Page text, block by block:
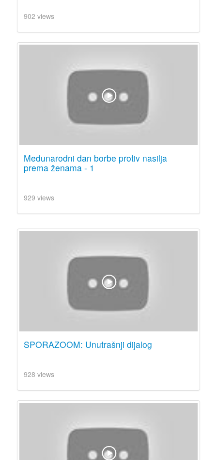
902 views
Međunarodni dan borbe protiv nasilja
prema ženama - 1
929 views
SPORAZOOM: Unutrašnji dijalog
928 views